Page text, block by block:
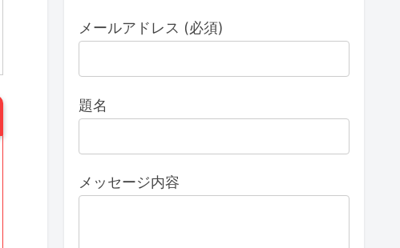
メールアドレス (必須)
題名
メッセージ内容